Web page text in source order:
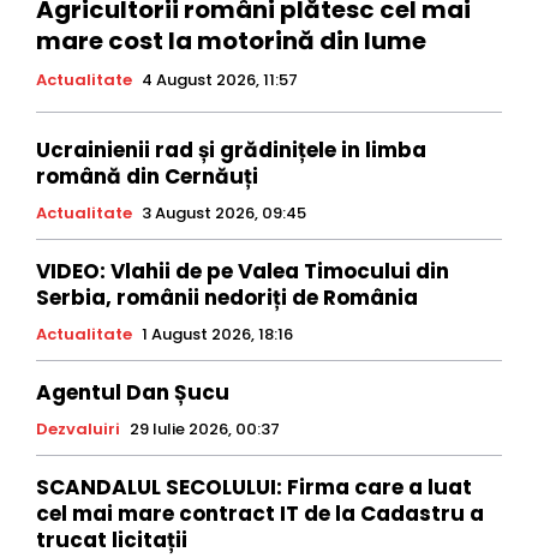
Agricultorii români plătesc cel mai
mare cost la motorină din lume
Actualitate 4 August 2026, 11:57
Ucrainienii rad și grădinițele in limba
română din Cernăuți
Actualitate 3 August 2026, 09:45
VIDEO: Vlahii de pe Valea Timocului din
Serbia, românii nedoriți de România
Actualitate 1 August 2026, 18:16
Agentul Dan Șucu
Dezvaluiri 29 Iulie 2026, 00:37
SCANDALUL SECOLULUI: Firma care a luat
cel mai mare contract IT de la Cadastru a
trucat licitații